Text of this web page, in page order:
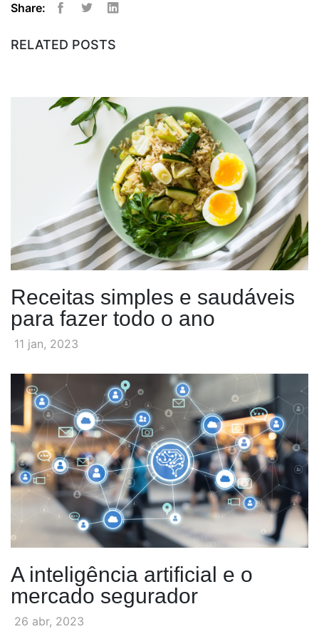
Share:
RELATED POSTS
Receitas simples e saudáveis
para fazer todo o ano
11 jan, 2023
A inteligência artificial e o
mercado segurador
26 abr, 2023